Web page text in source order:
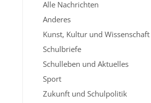
Alle Nachrichten
Anderes
Kunst, Kultur und Wissenschaft
Schulbriefe
Schulleben und Aktuelles
Sport
Zukunft und Schulpolitik